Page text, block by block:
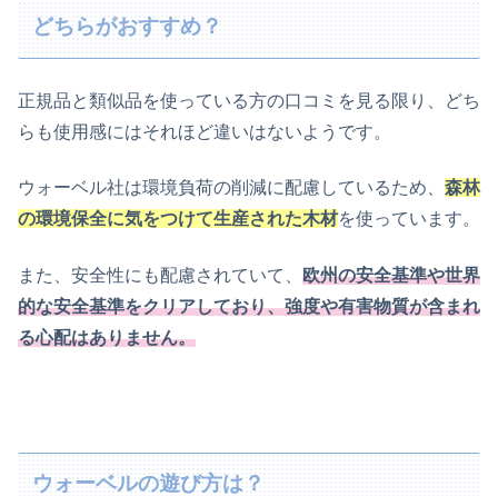
どちらがおすすめ？
正規品と類似品を使っている方の口コミを見る限り、どち
らも使用感にはそれほど違いはないようです。
ウォーベル社は環境負荷の削減に配慮しているため、 森林
の環境保全に気をつけて生産された木材を使っています。
また、安全性にも配慮されていて、 欧州の安全基準や世界
的な安全基準をクリアしており、強度や有害物質が含まれ
る心配はありません。
ウォーベルの遊び方は？